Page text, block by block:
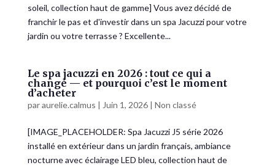
soleil, collection haut de gamme] Vous avez décidé de
franchir le pas et d'investir dans un spa Jacuzzi pour votre
jardin ou votre terrasse ? Excellente...
Le spa jacuzzi en 2026 : tout ce qui a
changé — et pourquoi c’est le moment
d’acheter
paraurelie.calmus Juin 1, 2026| Non classé
[IMAGE_PLACEHOLDER: Spa Jacuzzi J5 série 2026
installé en extérieur dans un jardin français, ambiance
nocturne avec éclairage LED bleu, collection haut de